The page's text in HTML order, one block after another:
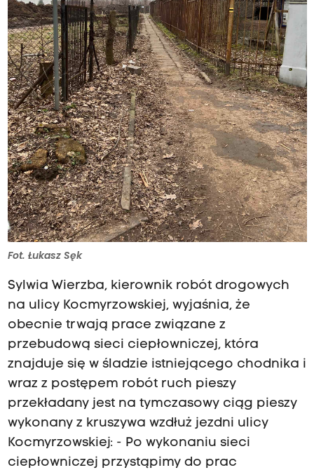
Fot. Łukasz Sęk
Sylwia Wierzba, kierownik robót drogowych
na ulicy Kocmyrzowskiej, wyjaśnia, że
obecnie trwają prace związane z
przebudową sieci ciepłowniczej, która
znajduje się w śladzie istniejącego chodnika i
wraz z postępem robót ruch pieszy
przekładany jest na tymczasowy ciąg pieszy
wykonany z kruszywa wzdłuż jezdni ulicy
Kocmyrzowskiej: - Po wykonaniu sieci
ciepłowniczej przystąpimy do prac